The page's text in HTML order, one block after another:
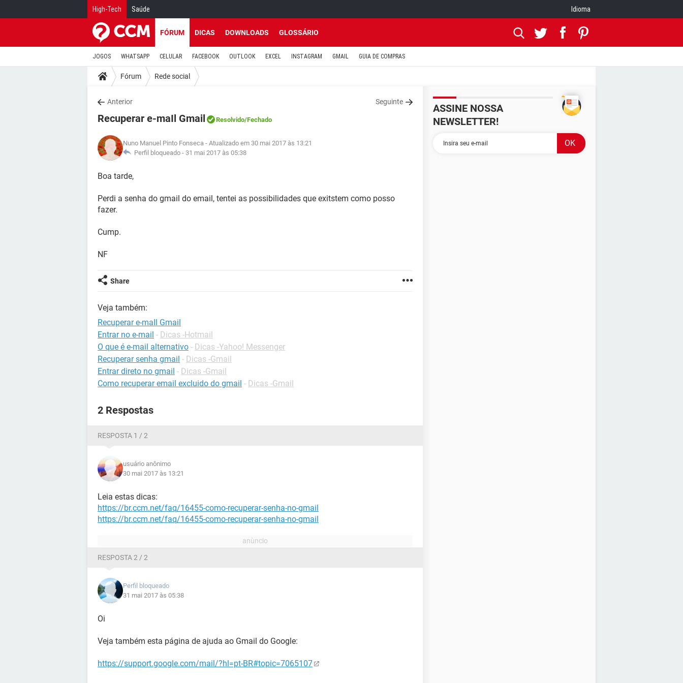
High-Tech Saúde Idioma
FÓRUM DICAS DOWNLOADS GLOSSÁRIO
JOGOS WHATSAPP CELULAR FACEBOOK OUTLOOK EXCEL INSTAGRAM GMAIL GUIA DE COMPRAS
Fórum Rede social
Anterior Seguinte
Recuperar e-maIl Gmail Resolvido/Fechado
Nuno Manuel Pinto Fonseca - Atualizado em 30 mai 2017 às 13:21
Perfil bloqueado - 31 mai 2017 às 05:38
Boa tarde,
Perdi a senha do gmail do email, tentei as possibilidades que exitstem como posso
fazer.
Cump.
NF
Share
Veja também:
Recuperar e-maIl Gmail
Entrar no e-mail - Dicas -Hotmail
O que é e-mail alternativo - Dicas -Yahoo! Messenger
Recuperar senha gmail - Dicas -Gmail
Entrar direto no gmail - Dicas -Gmail
Como recuperar email excluido do gmail - Dicas -Gmail
2 Respostas
RESPOSTA 1 / 2
usuário anônimo
30 mai 2017 às 13:21
Leia estas dicas:
https://br.ccm.net/faq/16455-como-recuperar-senha-no-gmail
https://br.ccm.net/faq/16455-como-recuperar-senha-no-gmail
RESPOSTA 2 / 2
Perfil bloqueado
31 mai 2017 às 05:38
Oi
Veja também esta página de ajuda ao Gmail do Google:
https://support.google.com/mail/?hl=pt-BR#topic=7065107
ASSINE NOSSA
NEWSLETTER!